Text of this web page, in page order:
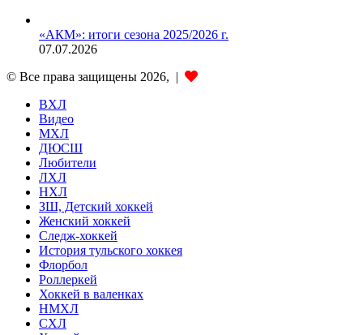
«АКМ»: итоги сезона 2025/2026 г.
07.07.2026
© Все права защищены 2026, |
ВХЛ
Видео
МХЛ
ДЮСШ
Любители
ЛХЛ
НХЛ
ЗШ, Детский хоккей
Женский хоккей
Следж-хоккей
История тульского хоккея
Флорбол
Роллеркей
Хоккей в валенках
НМХЛ
СХЛ